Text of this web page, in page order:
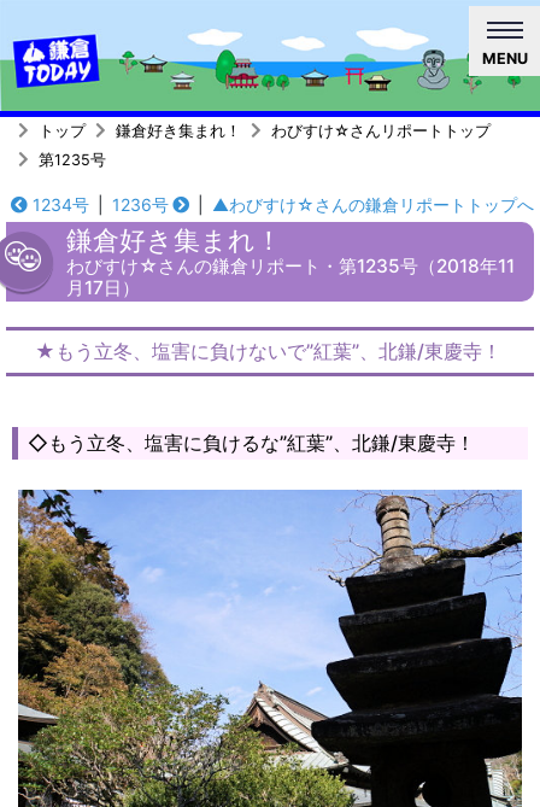
MENU
トップ 鎌倉好き集まれ！
わびすけ☆さんリポートトップ
第1235号
1234号 1236号 ▲わびすけ☆さんの鎌倉リポートトップへ
鎌倉好き集まれ！
わびすけ☆さんの鎌倉リポート・第1235号（2018年11
月17日）
★もう立冬、塩害に負けないで”紅葉”、北鎌/東慶寺！
◇もう立冬、塩害に負けるな”紅葉”、北鎌/東慶寺！